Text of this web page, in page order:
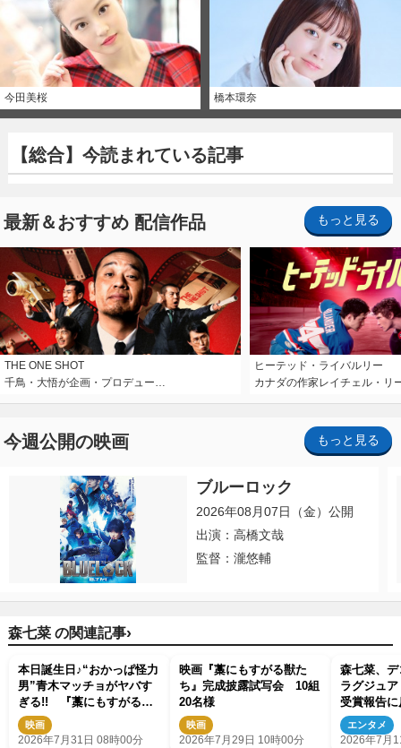
今田美桜 橋本環奈
【総合】今読まれている記事
最新＆おすすめ 配信作品 もっと見る
THE ONE SHOT
千鳥・大悟が企画・プロデュー…
ヒーテッド・ライバルリー
カナダの作家レイチェル・リ
今週公開の映画 もっと見る
ブルーロック
2026年08月07日（金）公開
出演：高橋文哉
監督：瀧悠輔
森七菜 の関連記事›
本日誕生日♪“おかっぱ怪力
男”青木マッチョがヤバす
ぎる!! 『藁にもすがる獣
たち』恐怖の“窓ドン”写真
公開
映画
2026年7月31日 08時00分
映画『藁にもすがる獣た
ち』完成披露試写会 10組
20名様
映画
2026年7月29日 10時00分
森七菜、
ラグジュ
受賞報告に
エンタメ
2026年7月